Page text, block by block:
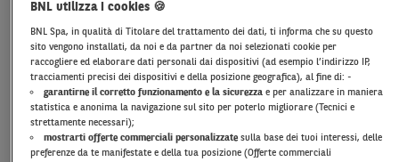
DOCUMENTI DI
TRASPARENZA
BNL FINANCE
BNL utilizza i cookies 🍪
BNL Spa, in qualità di Titolare del trattamento dei dati, ti informa che su questo
sito vengono installati, da noi e da partner da noi selezionati cookie per
raccogliere ed elaborare dati personali dai dispositivi (ad esempio l’indirizzo IP,
tracciamenti precisi dei dispositivi e della posizione geografica), al fine di: -
garantirne il corretto funzionamento e la sicurezza e per analizzare in maniera
statistica e anonima la navigazione sul sito per poterlo migliorare (Tecnici e
strettamente necessari);
mostrarti offerte commerciali personalizzate sulla base dei tuoi interessi, delle
preferenze da te manifestate e della tua posizione (Offerte commerciali